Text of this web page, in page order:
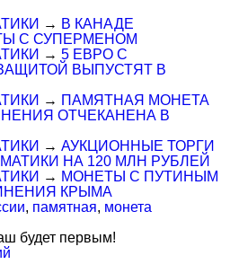
→ В КАНАДЕ
С СУПЕРМЕНОМ
→ 5 ЕВРО С
ВЫПУСТЯТ В
→ ПАМЯТНАЯ МОНЕТА
ОТЧЕКАНЕНА В
→ АУКЦИОННЫЕ ТОРГИ
НА 120 МЛН РУБЛЕЙ
→ МОНЕТЫ С ПУТИНЫМ
КРЫМА
, памятная, монета
будет первым!